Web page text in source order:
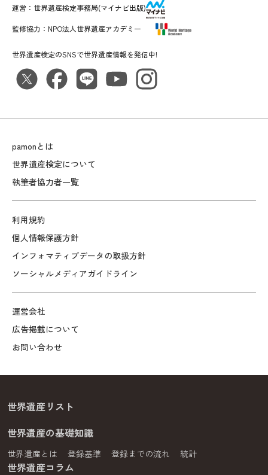
pamonとは
世界遺産検定について
執筆者協力者一覧
利用規約
個人情報保護方針
インフォマティブデータの取扱方針
ソーシャルメディアガイドライン
運営会社
広告掲載について
お問い合わせ
世界遺産検定のSNSで世界遺産情報を発信中!
運営： 世界遺産検定事務局(マイナビ出版)
監修協力： NPO法人世界遺産アカデミー
世界遺産リスト
世界遺産の基礎知識
世界遺産とは 登録基準 登録までの流れ 統計
世界遺産コラム